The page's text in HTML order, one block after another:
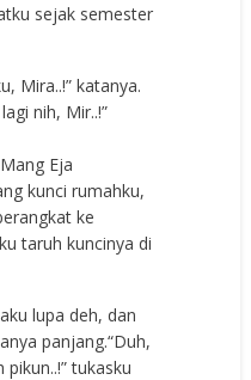
sejak semester
Mira..!” katanya.
nih, Mir..!”
Eja
kunci rumahku,
ke
taruh kuncinya di
lupa deh, dan
panjang.“Duh,
tukasku